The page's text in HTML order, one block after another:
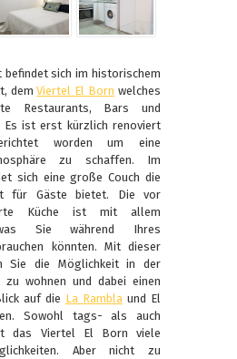
befindet sich im historischem
demViertel El Born welches
Restaurants, Bars und
Es ist erst kürzlich renoviert
worden um eine
zu schaffen. Im
sich eine große Couch die
für Gäste bietet. Die vor
Küche ist mit allem
Sie während Ihres
könnten. Mit dieser
Sie die Möglichkeit in der
wohnen und dabei einen
auf die La Rambla und El
Sowohl tags- als auch
das Viertel El Born viele
Aber nicht zu